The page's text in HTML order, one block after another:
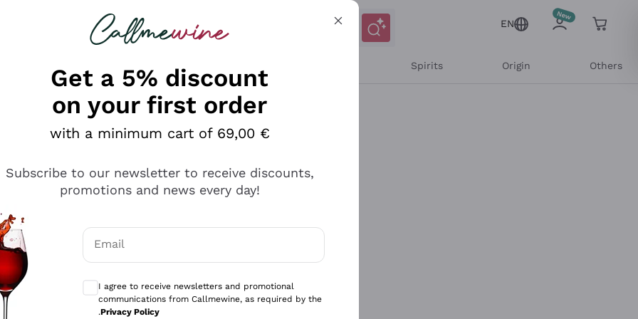
looking for
EN
Spirits Origin Others
Get a 5% discount
on your first order
with a minimum cart of 69,00 €
Subscribe to our newsletter to receive discounts,
promotions and news every day!
Email
I agree to receive newsletters and promotional
communications from Callmewine, as required by the
.Privacy Policy